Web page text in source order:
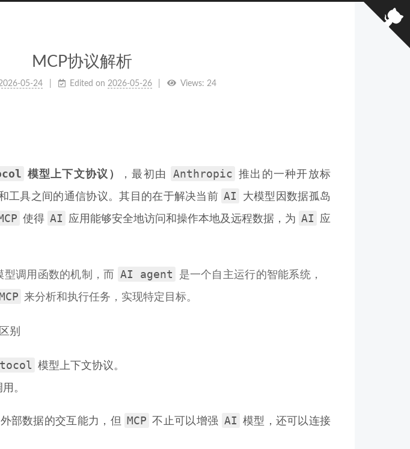
MCP协议解析
05-24 Edited on 2026-05-26 Views: 24
模型上下文协议） ，最初由 Anthropic 推出的一种开放标
工具之间的通信协议。其目的在于解决当前 AI 大模型因数据孤岛
使得 AI 应用能够安全地访问和操作本地及远程数据，为 AI
应
型调用函数的机制，而 AI agent 是一个自主运行的智能系统，
来分析和执行任务，实现特定目标。
别
模型上下文协议。
。
部数据的交互能力，但 MCP 不止可以增强 AI
模型，还可以连接